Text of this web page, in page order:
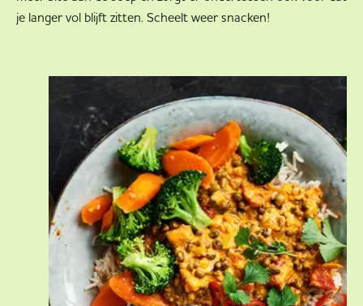
je langer vol blijft zitten. Scheelt weer snacken!